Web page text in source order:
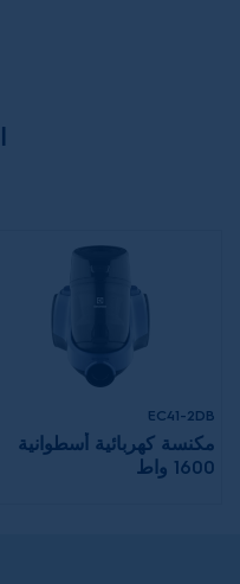
EC41-2DB
مكنسة كهربائية أسطوانية
1600 واط